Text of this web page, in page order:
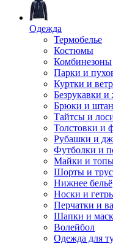
Одежда
Термобелье
Костюмы
Комбинезоны
Парки и
Куртки и
Безрукавки
Брюки и
Тайтсы и
Толстовки и
Рубашки и
Футболки и
Майки и
Шорты и
Нижнее бельё
Носки и
Перчатки и
Шапки и
Волейбол
Одежда для